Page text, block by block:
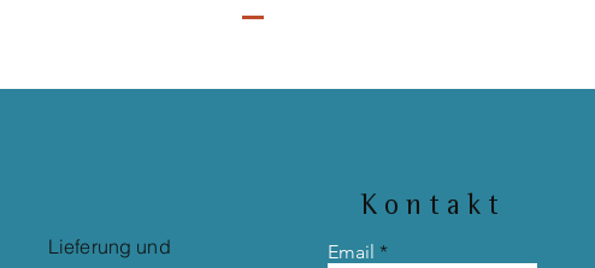
Lieferung und
Kontakt
Email